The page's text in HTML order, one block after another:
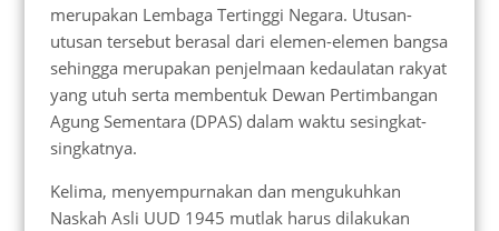
merupakan Lembaga Tertinggi Negara. Utusan-
utusan tersebut berasal dari elemen-elemen bangsa
sehingga merupakan penjelmaan kedaulatan rakyat
yang utuh serta membentuk Dewan Pertimbangan
Agung Sementara (DPAS) dalam waktu sesingkat-
singkatnya.
Kelima, menyempurnakan dan mengukuhkan
Naskah Asli UUD 1945 mutlak harus dilakukan